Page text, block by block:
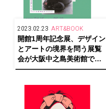
2023.02.23 ART&BOOK
開館1周年記念展、デザイン
とアートの境界を問う展覧
会が大阪中之島美術館で開
幕